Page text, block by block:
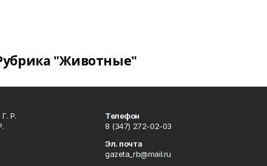
"Животные"
Р.
Телефон
8 (347) 272-02-03
Эл. почта
gazeta_rb@mail.ru